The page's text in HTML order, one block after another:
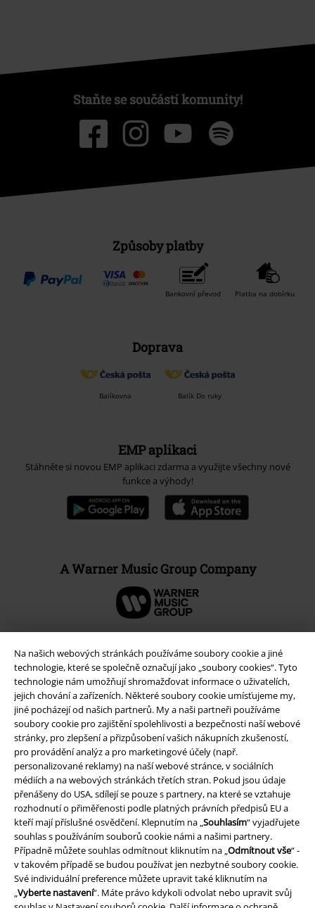
Na našich webových stránkách používáme soubory cookie a jiné
technologie, které se společně označují jako „soubory cookies“. Tyto
technologie nám umožňují shromažďovat informace o uživatelích,
jejich chování a zařízeních. Některé soubory cookie umísťujeme my,
jiné pocházejí od našich partnerů. My a naši partneři používáme
soubory cookie pro zajištění spolehlivosti a bezpečnosti naší webové
stránky, pro zlepšení a přizpůsobení vašich nákupních zkušeností,
pro provádění analýz a pro marketingové účely (např.
personalizované reklamy) na naší webové stránce, v sociálních
médiích a na webových stránkách třetích stran. Pokud jsou údaje
přenášeny do USA, sdílejí se pouze s partnery, na které se vztahuje
rozhodnutí o přiměřenosti podle platných právních předpisů EU a
kteří mají příslušné osvědčení. Klepnutím na „ Souhlasím“ vyjadřujete
souhlas s používáním souborů cookie námi a našimi partnery.
Případně můžete souhlas odmítnout kliknutím na „ Odmítnout vše“ -
v takovém případě se budou používat jen nezbytné soubory cookie.
Své individuální preference můžete upravit také kliknutím na
Vyberte nastavení“. Máte právo kdykoli odvolat nebo upravit svůj
Staňte se součástí komunity!
Způsoby platby
Bankovní převod Platba na dobírku
Doprava
Balíkovna Balík Do ruky
EMP aplikaci
Stáhněte si novou EMP aplikaci zdarma a využijte všechny nové
funkce a výhody!
A Warner Music Group Company
Právní informace
Podmínky
Prohlášení
Ochrana osobních údajů
Likvidace odpadu a ochrana životního prostředí